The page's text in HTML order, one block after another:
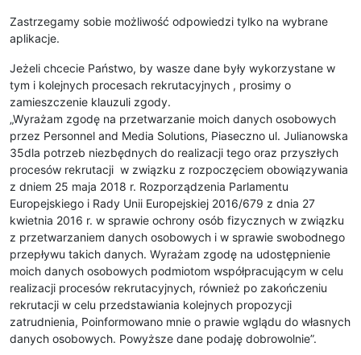
Zastrzegamy sobie możliwość odpowiedzi tylko na wybrane
aplikacje.
Jeżeli chcecie Państwo, by wasze dane były wykorzystane w
tym i kolejnych procesach rekrutacyjnych , prosimy o
zamieszczenie klauzuli zgody.
„Wyrażam zgodę na przetwarzanie moich danych osobowych
przez Personnel and Media Solutions, Piaseczno ul. Julianowska
35dla potrzeb niezbędnych do realizacji tego oraz przyszłych
procesów rekrutacji w związku z rozpoczęciem obowiązywania
z dniem 25 maja 2018 r. Rozporządzenia Parlamentu
Europejskiego i Rady Unii Europejskiej 2016/679 z dnia 27
kwietnia 2016 r. w sprawie ochrony osób fizycznych w związku
z przetwarzaniem danych osobowych i w sprawie swobodnego
przepływu takich danych. Wyrażam zgodę na udostępnienie
moich danych osobowych podmiotom współpracującym w celu
realizacji procesów rekrutacyjnych, również po zakończeniu
rekrutacji w celu przedstawiania kolejnych propozycji
zatrudnienia, Poinformowano mnie o prawie wglądu do własnych
danych osobowych. Powyższe dane podaję dobrowolnie”.